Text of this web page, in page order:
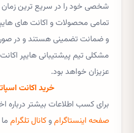
شخصی خود را در سریع ترین زمان
تمامی محصولات و اکانت های هایپر
و ضمانت تضمینی هستند و در
مشکلی تیم پیشتیبانی هایپر
عزیزان خواهد بود.
خرید اکانت
برای کسب اطلاعات بیشتر درباره
صفحه اینستاگراموکانال تلگرام